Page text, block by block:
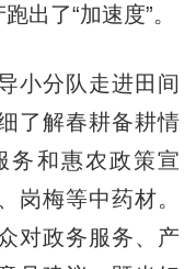
出了“加速度”。
分队走进田间
了解春耕备耕情
务和惠农政策宣
岗梅等中药材。
对政务服务、产